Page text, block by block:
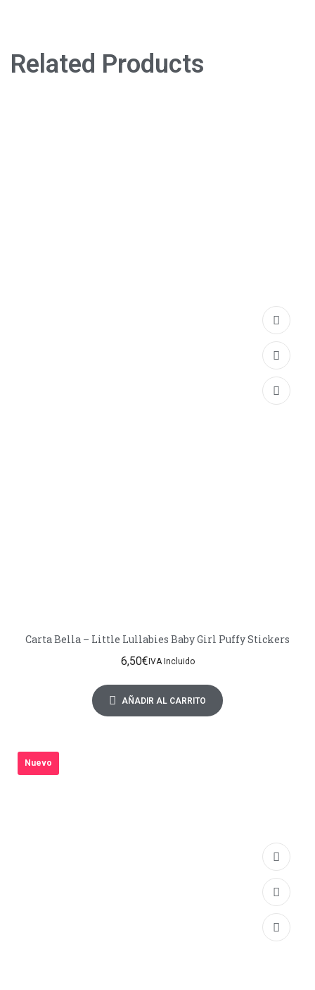
Related Products
Carta Bella – Little Lullabies Baby Girl Puffy Stickers
6,50€IVA Incluido
AÑADIR AL CARRITO
Nuevo